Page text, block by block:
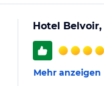
Hotel
Mehr anzeigen